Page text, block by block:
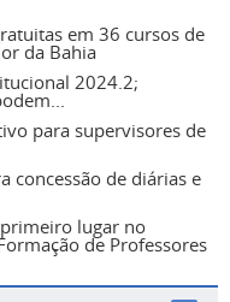
em 36 cursos de
da Bahia
2024.2;
para supervisores de
concessão de diárias e
lugar no
de Professores